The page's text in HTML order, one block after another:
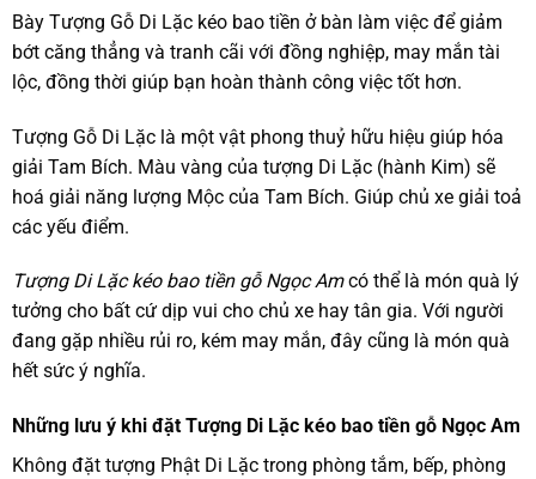
Bày Tượng Gỗ Di Lặc kéo bao tiền ở bàn làm việc để giảm
bớt căng thẳng và tranh cãi với đồng nghiệp, may mắn tài
lộc, đồng thời giúp bạn hoàn thành công việc tốt hơn.
Tượng Gỗ Di Lặc là một vật phong thuỷ hữu hiệu giúp hóa
giải Tam Bích. Màu vàng của tượng Di Lặc (hành Kim) sẽ
hoá giải năng lượng Mộc của Tam Bích. Giúp chủ xe giải toả
các yếu điểm.
Tượng Di Lặc kéo bao tiền gỗ Ngọc Amcó thể là món quà lý
tưởng cho bất cứ dịp vui cho chủ xe hay tân gia. Với người
đang gặp nhiều rủi ro, kém may mắn, đây cũng là món quà
hết sức ý nghĩa.
Những lưu ý khi đặt Tượng Di Lặc kéo bao tiền gỗ Ngọc Am
Không đặt tượng Phật Di Lặc trong phòng tắm, bếp, phòng